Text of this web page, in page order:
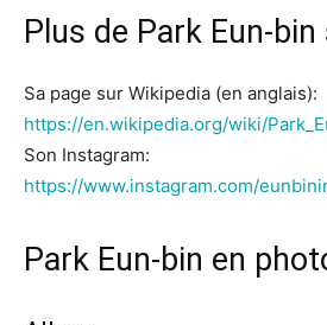
Plus de Park Eun-
Sa page sur Wikipedia (en anglais):
https://en.wikipedia.org/wiki/
Son Instagram:
https://www.instagram.com/
Park Eun-bin en